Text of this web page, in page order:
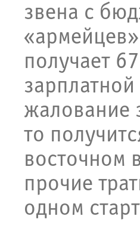
звена с
получает
жалование
то
восточном
прочие
одном